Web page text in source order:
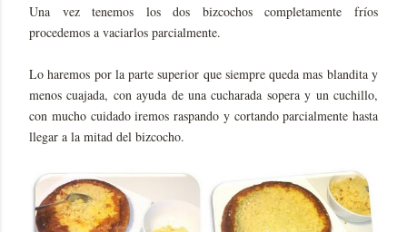
Una vez tenemos los dos bizcochos completamente fríos
procedemos a vaciarlos parcialmente.
Lo haremos por la parte superior que siempre queda mas blandita y
menos cuajada, con ayuda de una cucharada sopera y un cuchillo,
con mucho cuidado iremos raspando y cortando parcialmente hasta
llegar a la mitad del bizcocho.